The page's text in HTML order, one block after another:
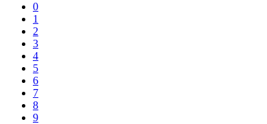
0
1
2
3
4
5
6
7
8
9